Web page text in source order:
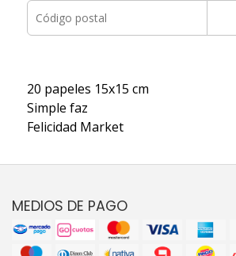
20 papeles 15x15 cm
Simple faz
Felicidad Market
MEDIOS DE PAGO